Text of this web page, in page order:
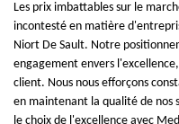
Les prix imbattables sur le
incontesté en matière
Niort De Sault. Notre
engagement envers
client. Nous nous efforçons
en maintenant la qualité de nos
le choix de l'excellence avec